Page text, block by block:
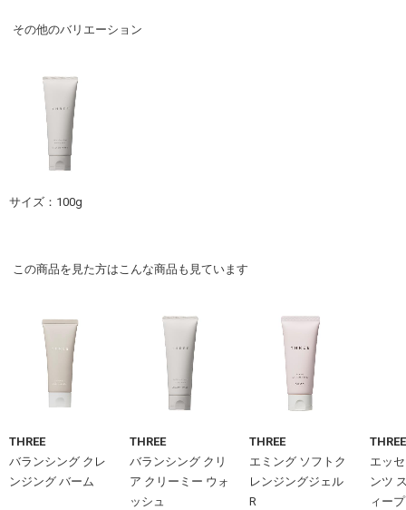
その他のバリエーション
サイズ：100g
この商品を見た方はこんな商品も見ています
THREE
バランシング クレ
ンジング バーム
THREE
バランシング クリ
ア クリーミー ウォ
ッシュ
THREE
エミング ソフトク
レンジングジェル
R
THREE
エッ
ンツ
ィー